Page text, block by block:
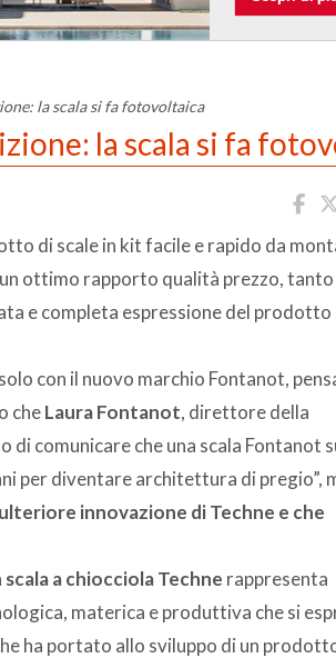
la scala si fa fotovoltaica
la scala si fa
di scale in kit facile e rapido da
ottimo rapporto qualità prezzo, tanto
e completa espressione del prodotto
con il nuovo marchio Fontanot,
cheLaura Fontanot, direttore della
di comunicare che una scala Fontanot
per diventare architettura di pregio”,
innovazione di Techne e che
scala a chiocciola Techne rappresenta
materica e produttiva che si
ha portato allo sviluppo di un